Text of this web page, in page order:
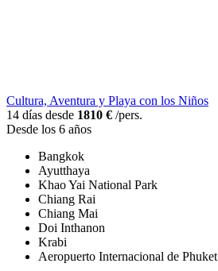
Cultura, Aventura y Playa con los Niños
14 días desde 1810 € /pers.
Desde los 6 años
Bangkok
Ayutthaya
Khao Yai National Park
Chiang Rai
Chiang Mai
Doi Inthanon
Krabi
Aeropuerto Internacional de Phuket